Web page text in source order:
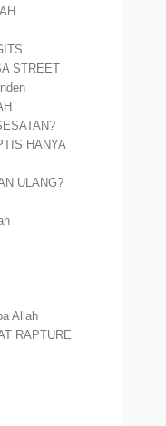
STREET
HANYA
ULANG?
Allah
RAPTURE